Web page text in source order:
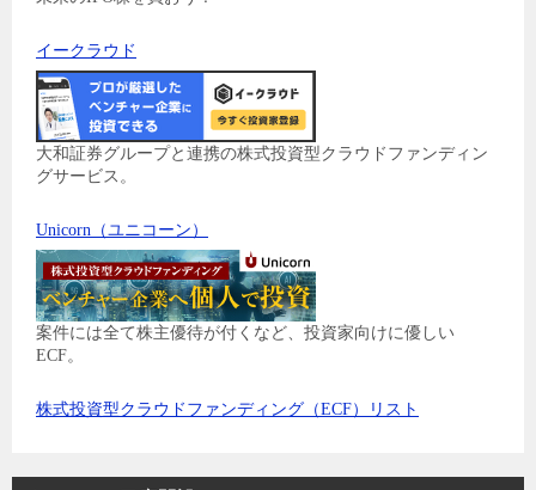
イークラウド
大和証券グループと連携の株式投資型クラウドファンディン
グサービス。
Unicorn（ユニコーン）
案件には全て株主優待が付くなど、投資家向けに優しい
ECF。
株式投資型クラウドファンディング（ECF）リスト